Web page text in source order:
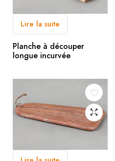
Lire la suite
Planche à découper
longue incurvée